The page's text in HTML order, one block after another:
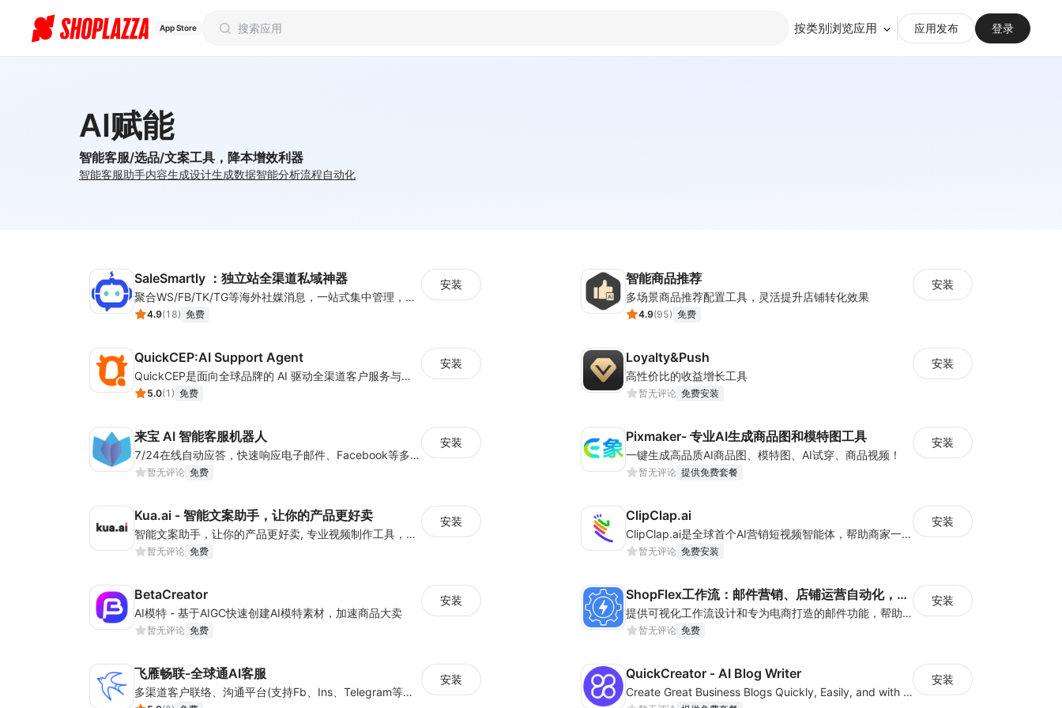
App Store 按类别浏览应用 应用发布 登录
AI赋能
智能客服/选品/文案工具，降本增效利器
智能客服助手内容生成设计生成数据智能分析流程自动化
SaleSmartly ：独立站全渠道私域神器
聚合WS/FB/TK/TG等海外社媒消息，一站式集中管理，集成客户管理（SCRM）、多语言实时翻译及智能群发功能，助力独立站卖家高效协同跨境沟通。
4.9(18) 免费
安装 智能商品推荐
多场景商品推荐配置工具，灵活提升店铺转化效果
4.9(95) 免费
安装
QuickCEP:AI Support Agent
QuickCEP是面向全球品牌的 AI 驱动全渠道客户服务与营销平台。
5.0(1 ) 免费
安装 Loyalty&Push
高性价比的收益增长工具
暂无评论 免费安装
安装
来宝 AI 智能客服机器人
7/24在线自动应答，快速响应电子邮件、Facebook等多种渠道客户咨询，支持100+种语言，助力跨境电商服务全球买家
暂无评论 免费
安装 Pixmaker- 专业AI生成商品图和模特图工具
一键生成高品质AI商品图、模特图、AI试穿、商品视频！
暂无评论 提供免费套餐
安装
Kua.ai - 智能文案助手，让你的产品更好卖
智能文案助手，让你的产品更好卖, 专业视频制作工具，打造个性化品牌形象, 人工智能图像处理，提高产品展示效果
暂无评论 免费
安装 ClipClap.ai
ClipClap.ai是全球首个AI营销短视频智能体，帮助商家一键生成爆款视频
暂无评论 免费安装
安装
BetaCreator
AI模特 - 基于AIGC快速创建AI模特素材，加速商品大卖
暂无评论 免费
安装 ShopFlex工作流：邮件营销、店铺运营自动化，以及数据导入导出和多店铺管理
提供可视化工作流设计和专为电商打造的邮件功能，帮助卖家实现运营自动化，减少重复劳动；并且可以多站/站群管理，将一个站成熟的流程一键复制到多个站，快速实现规模化运
暂无评论 免费
安装
飞雁畅联-全球通AI客服
多渠道客户联络、沟通平台(支持Fb、Ins、Telegram等渠道)；轻松定制基于企业私有数据的AI机器人；帮您提升转化率、复购率、客户满意度并降低服务成本
安装 QuickCreator ‑ AI Blog Writer
Create Great Business Blogs Quickly, Easily, and with Top-Quality!
安装